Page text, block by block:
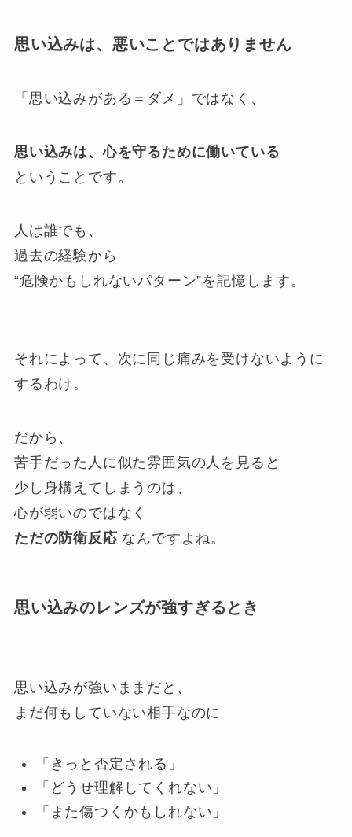
思い込みは、悪いことではありません
「思い込みがある＝ダメ」ではなく、
思い込みは、心を守るために働いている
ということです。
人は誰でも、
過去の経験から
“危険かもしれないパターン”を記憶します。
それによって、次に同じ痛みを受けないように
するわけ。
だから、
苦手だった人に似た雰囲気の人を見ると
少し身構えてしまうのは、
心が弱いのではなく
ただの防衛反応 なんですよね。
思い込みのレンズが強すぎるとき
思い込みが強いままだと、
まだ何もしていない相手なのに
「きっと否定される」
「どうせ理解してくれない」
「また傷つくかもしれない」